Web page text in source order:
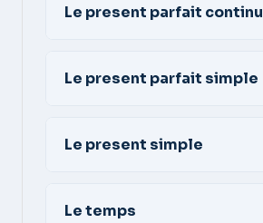
Le present parfait continu
Le present parfait simple
Le present simple
Le temps